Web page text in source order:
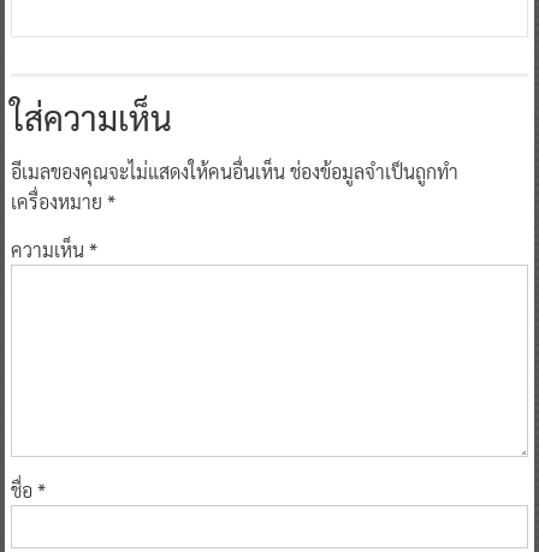
ใส่ความเห็น
อีเมลของคุณจะไม่แสดงให้คนอื่นเห็นช่องข้อมูลจำเป็นถูกทำ
เครื่องหมาย *
ความเห็น*
ชื่อ *